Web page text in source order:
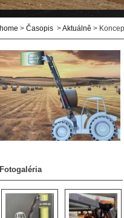
home > Časopis >Aktuálně >
Fotogaléria